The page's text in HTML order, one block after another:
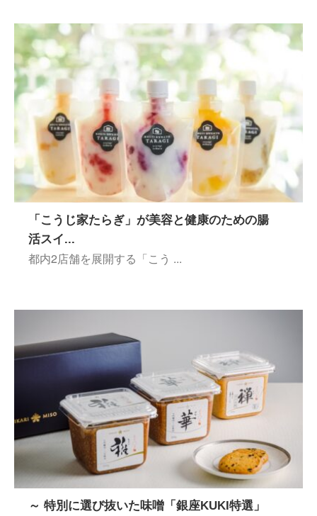
「こうじ家たらぎ」が美容と健康のための腸
活スイ...
都内2店舗を展開する「こう ...
～ 特別に選び抜いた味噌「銀座KUKI特選」